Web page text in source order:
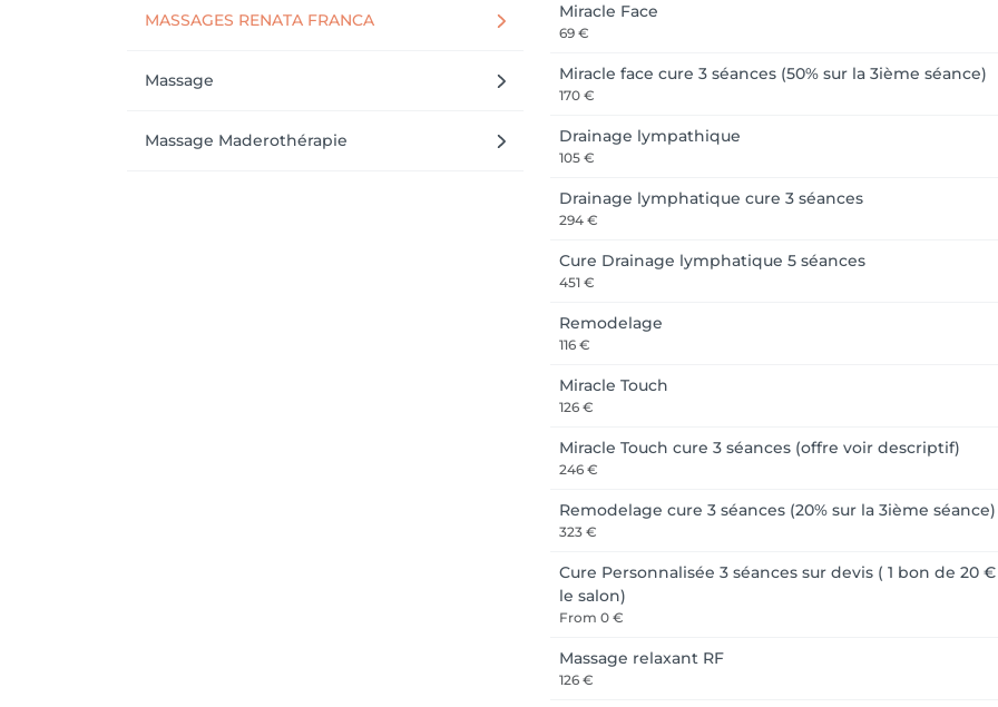
MASSAGES RENATA FRANCA
Massage
Massage Maderothérapie
Miracle Face
69 €
Miracle face cure 3 séances (50% sur la 3ième séance)
170 €
Drainage lympathique
105 €
Drainage lymphatique cure 3 séances
294 €
Cure Drainage lymphatique 5 séances
451 €
Remodelage
116 €
Miracle Touch
126 €
Miracle Touch cure 3 séances (offre voir descriptif)
246 €
Remodelage cure 3 séances (20% sur la 3ième séance)
323 €
Cure Personnalisée 3 séances sur devis ( 1 bon de 20
le salon)
From 0 €
Massage relaxant RF
126 €